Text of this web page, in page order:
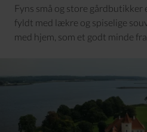
Fyns små og store gårdbutikker
fyldt med lækre og spiselige
med hjem, som et godt minde fra